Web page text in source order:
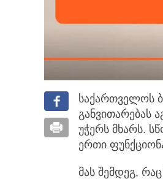
საქართველოს
განვითარებას
უჭერს მხარს.
ერთი
მას შემდეგ,